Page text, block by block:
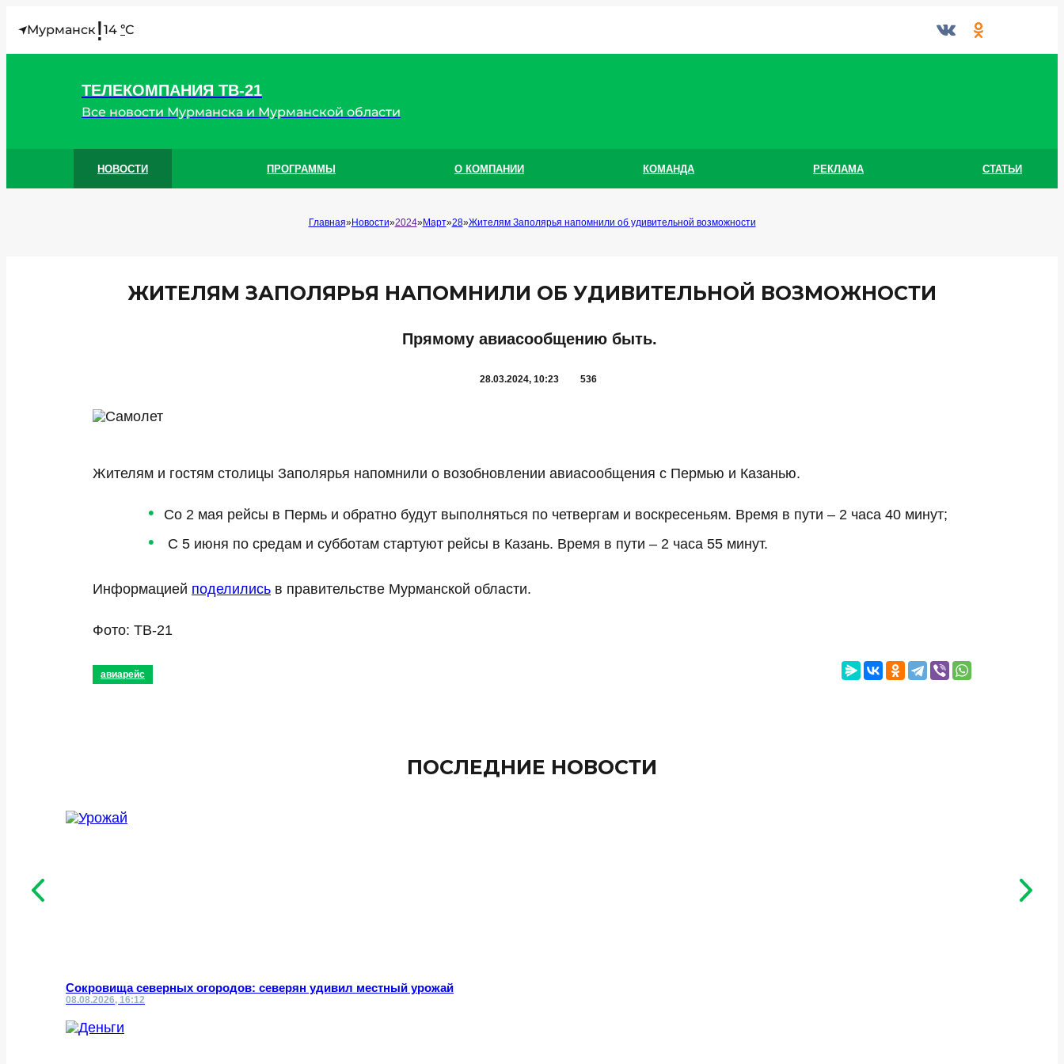
Мурманск!14 °C
ТЕЛЕКОМПАНИЯ ТВ-21
Все новости Мурманска и Мурманской области
НОВОСТИ ПРОГРАММЫ О КОМПАНИИ КОМАНДА РЕКЛАМА СТАТЬИ
Главная Новости 2024 Март 28 Жителям Заполярья напомнили об удивительной возможности
ЖИТЕЛЯМ ЗАПОЛЯРЬЯ НАПОМНИЛИ ОБ УДИВИТЕЛЬНОЙ ВОЗМОЖНОСТИ
Прямому авиасообщению быть.
28.03.2024, 10:23 536
Жителям и гостям столицы Заполярья напомнили о возобновлении авиасообщения с Пермью и Казанью.
Со 2 мая рейсы в Пермь и обратно будут выполняться по четвергам и воскресеньям. Время в пути – 2 часа 40 минут;
С 5 июня по средам и субботам стартуют рейсы в Казань. Время в пути – 2 часа 55 минут.
Информацией поделились в правительстве Мурманской области.
Фото: ТВ-21
авиарейс
ПОСЛЕДНИЕ НОВОСТИ
Сокровища северных огородов: северян удивил местный урожай
08.08.2026, 16:12